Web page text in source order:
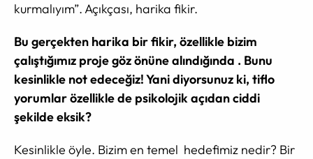
kurmalıyım”. Açıkçası, harika fikir.
Bu gerçekten harika bir fikir, özellikle bizim
çalıştığımız proje göz önüne alındığında . Bunu
kesinlikle not edeceğiz! Yani diyorsunuz ki, tiflo
yorumlar özellikle de psikolojik açıdan ciddi
şekilde eksik?
Kesinlikle öyle. Bizim en temel hedefimiz nedir? Bir